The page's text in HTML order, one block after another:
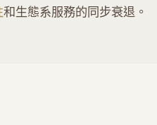
和生態系服務的同步衰退。